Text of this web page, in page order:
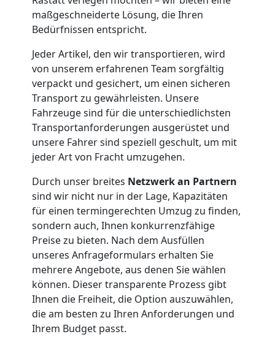
maßgeschneiderte Lösung, die Ihren
Bedürfnissen entspricht.
Jeder Artikel, den wir transportieren, wird
von unserem erfahrenen Team sorgfältig
verpackt und gesichert, um einen sicheren
Transport zu gewährleisten. Unsere
Fahrzeuge sind für die unterschiedlichsten
Transportanforderungen ausgerüstet und
unsere Fahrer sind speziell geschult, um mit
jeder Art von Fracht umzugehen.
Durch unser breites Netzwerk an Partnern
sind wir nicht nur in der Lage, Kapazitäten
für einen termingerechten Umzug zu finden,
sondern auch, Ihnen konkurrenzfähige
Preise zu bieten. Nach dem Ausfüllen
unseres Anfrageformulars erhalten Sie
mehrere Angebote, aus denen Sie wählen
können. Dieser transparente Prozess gibt
Ihnen die Freiheit, die Option auszuwählen,
die am besten zu Ihren Anforderungen und
Ihrem Budget passt.
Möbelmontage
Feldkirch
Möbeltransport
Feldkirch
Beiladung
Feldkirch
Mini
Umzug
Feldkirch